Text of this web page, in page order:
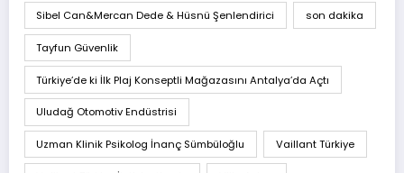
Sibel Can&Mercan Dede & Hüsnü Şenlendirici son dakika
Tayfun Güvenlik
Türkiye’de ki İlk Plaj Konseptli Mağazasını Antalya’da Açtı
Uludağ Otomotiv Endüstrisi
Uzman Klinik Psikolog İnanç Sümbüloğlu Vaillant Türkiye